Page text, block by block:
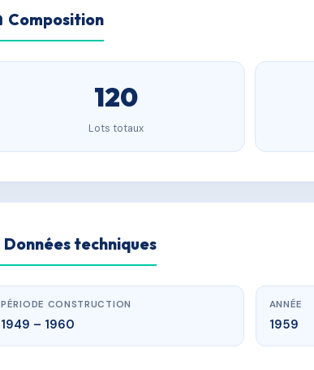
Composition
120
Lots totaux
techniques
PÉRIODE CONSTRUCTION
1949 – 1960
ANNÉE
1959